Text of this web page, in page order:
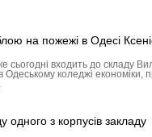
на пожежі в Одесі
сьогодні входить до складу
Одеському коледжі економіки,
з корпусів закладу